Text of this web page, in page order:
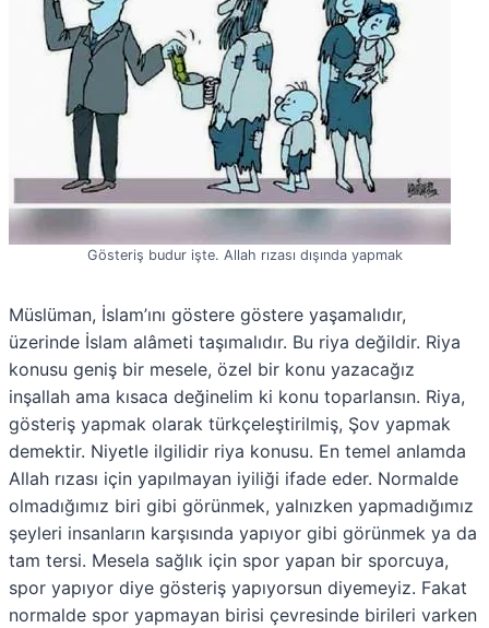
Gösteriş budur işte. Allah rızası dışında yapmak
Müslüman, İslam’ını göstere göstere yaşamalıdır,
üzerinde İslam alâmeti taşımalıdır. Bu riya değildir. Riya
konusu geniş bir mesele, özel bir konu yazacağız
inşallah ama kısaca değinelim ki konu toparlansın. Riya,
gösteriş yapmak olarak türkçeleştirilmiş, Şov yapmak
demektir. Niyetle ilgilidir riya konusu. En temel anlamda
Allah rızası için yapılmayan iyiliği ifade eder. Normalde
olmadığımız biri gibi görünmek, yalnızken yapmadığımız
şeyleri insanların karşısında yapıyor gibi görünmek ya da
tam tersi. Mesela sağlık için spor yapan bir sporcuya,
spor yapıyor diye gösteriş yapıyorsun diyemeyiz. Fakat
normalde spor yapmayan birisi çevresinde birileri varken